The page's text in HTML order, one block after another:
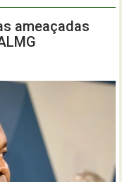
ameaçadas